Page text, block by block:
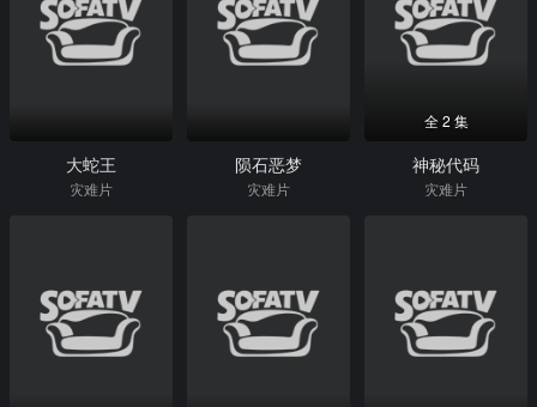
大蛇王
灾难片
陨石恶梦
灾难片
全 2 集
神秘代码
灾难片